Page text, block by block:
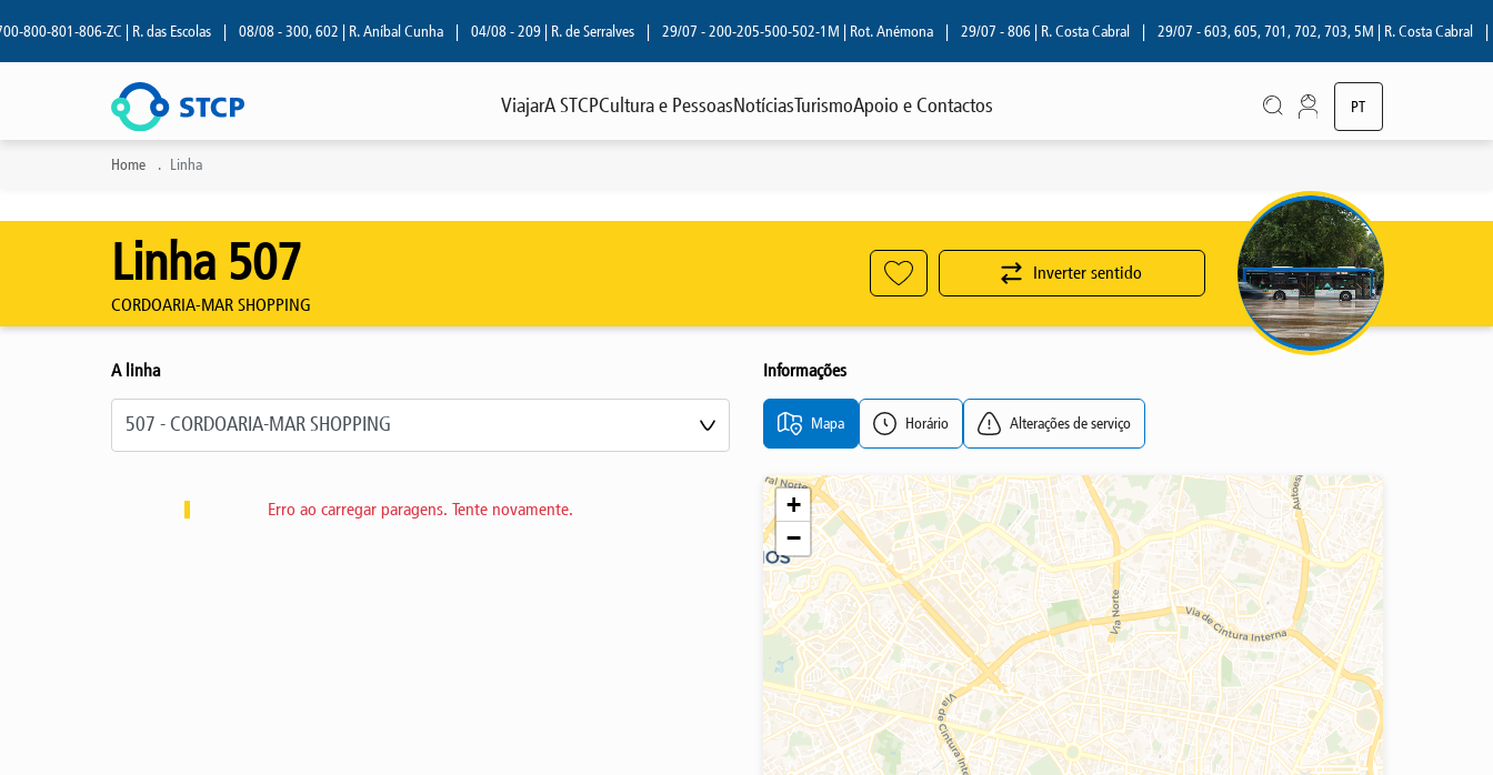
801-806-ZC | R. das Escolas | 08/08 - 300, 602 | R. Aníbal Cunha | 04/08 - 209 | R. de Serralves | 29/07 - 200-205-500-502-1M | Rot. Anémona | 29/07 - 806 | R. Costa Cabral | 29/07 - 603, 605, 701, 702, 703, 5M | R. Costa Cabral |
ViajarA STCPCultura e PessoasNotíciasTurismoApoio e Contactos PT
Home
Linha
Linha 507
CORDOARIA-MAR SHOPPING
Inverter sentido
A linha
Erro ao carregar paragens. Tente novamente.
Informações
Mapa Horário Alterações de serviço
+
−